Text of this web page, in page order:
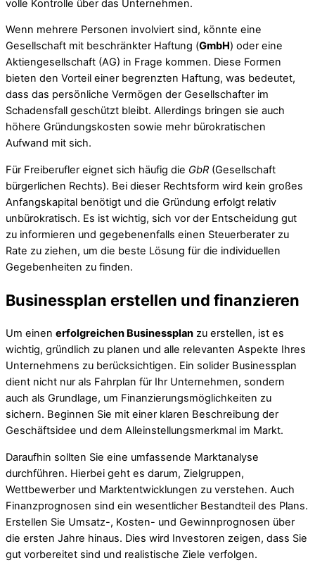
volle Kontrolle über das Unternehmen.
Wenn mehrere Personen involviert sind, könnte eine
Gesellschaft mit beschränkter Haftung (GmbH) oder eine
Aktiengesellschaft (AG) in Frage kommen. Diese Formen
bieten den Vorteil einer begrenzten Haftung, was bedeutet,
dass das persönliche Vermögen der Gesellschafter im
Schadensfall geschützt bleibt. Allerdings bringen sie auch
höhere Gründungskosten sowie mehr bürokratischen
Aufwand mit sich.
Für Freiberufler eignet sich häufig die GbR (Gesellschaft
bürgerlichen Rechts). Bei dieser Rechtsform wird kein großes
Anfangskapital benötigt und die Gründung erfolgt relativ
unbürokratisch. Es ist wichtig, sich vor der Entscheidung gut
zu informieren und gegebenenfalls einen Steuerberater zu
Rate zu ziehen, um die beste Lösung für die individuellen
Gegebenheiten zu finden.
Businessplan erstellen und finanzieren
Um einen erfolgreichen Businessplan zu erstellen, ist es
wichtig, gründlich zu planen und alle relevanten Aspekte Ihres
Unternehmens zu berücksichtigen. Ein solider Businessplan
dient nicht nur als Fahrplan für Ihr Unternehmen, sondern
auch als Grundlage, um Finanzierungsmöglichkeiten zu
sichern. Beginnen Sie mit einer klaren Beschreibung der
Geschäftsidee und dem Alleinstellungsmerkmal im Markt.
Daraufhin sollten Sie eine umfassende Marktanalyse
durchführen. Hierbei geht es darum, Zielgruppen,
Wettbewerber und Marktentwicklungen zu verstehen. Auch
Finanzprognosen sind ein wesentlicher Bestandteil des Plans.
Erstellen Sie Umsatz-, Kosten- und Gewinnprognosen über
die ersten Jahre hinaus. Dies wird Investoren zeigen, dass Sie
gut vorbereitet sind und realistische Ziele verfolgen.